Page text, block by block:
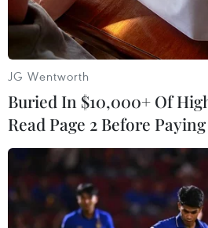
TIN LIÊN QUAN
JG Wentworth
Buried In $10,000+ Of
Read Page 2 Before Paying